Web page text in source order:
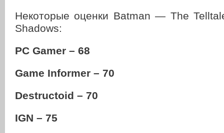
Некоторые оценки Batman — The
Shadows:
PC Gamer – 68
Game Informer – 70
Destructoid – 70
IGN – 75